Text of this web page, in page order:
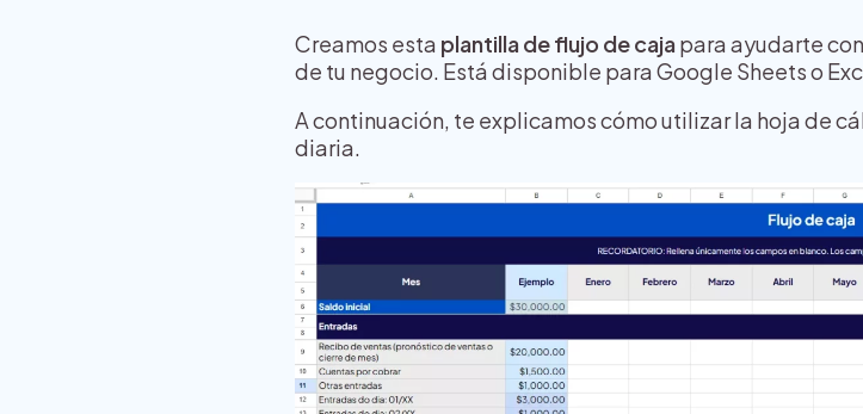
Creamos esta plantilla de flujo de caja para ayudarte
de tu negocio. Está disponible para Google Sheets o
A continuación, te explicamos cómo utilizar la hoja de
diaria.